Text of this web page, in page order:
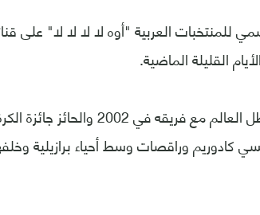
للمنتخبات العربية "أوه لا لا لا لا"
كادوريم وراقصات وسط أحياء برازيلية